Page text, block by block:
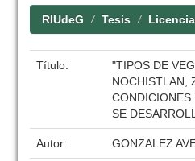
RIUdeG Tesis
Título:
"TIPOS DE
NOCHISTLAN,
CONDICIONES
SE
Autor: GONZALEZ